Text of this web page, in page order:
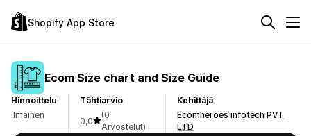
Shopify App Store
Ecom Size chart and Size Guide
Hinnoittelu
Ilmainen
Tähtiarvio
0,0
(0
Arvostelut)
Kehittäjä
Ecomheroes infotech PVT
LTD